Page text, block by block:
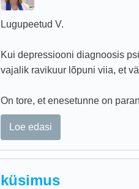
Lugupeetud V.
Kui depressiooni diagnoosis
vajalik ravikuur lõpuni viia, et
On tore, et enesetunne on
Loe edasi
küsimus